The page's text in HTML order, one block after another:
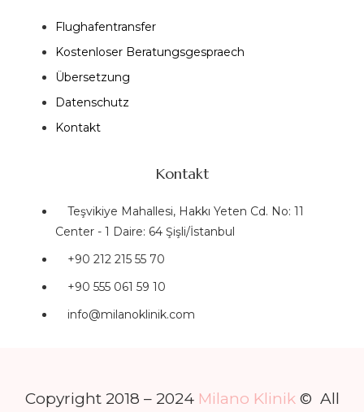
Flughafentransfer
Kostenloser Beratungsgespraech
Übersetzung
Datenschutz
Kontakt
Kontakt
Teşvikiye Mahallesi, Hakkı Yeten Cd. No: 11
Center - 1 Daire: 64 Şişli/İstanbul
+90 212 215 55 70
+90 555 061 59 10
info@milanoklinik.com
Copyright 2018 – 2024 Milano Klinik © All